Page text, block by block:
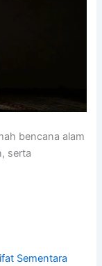
bencana alam
serta
Sementara